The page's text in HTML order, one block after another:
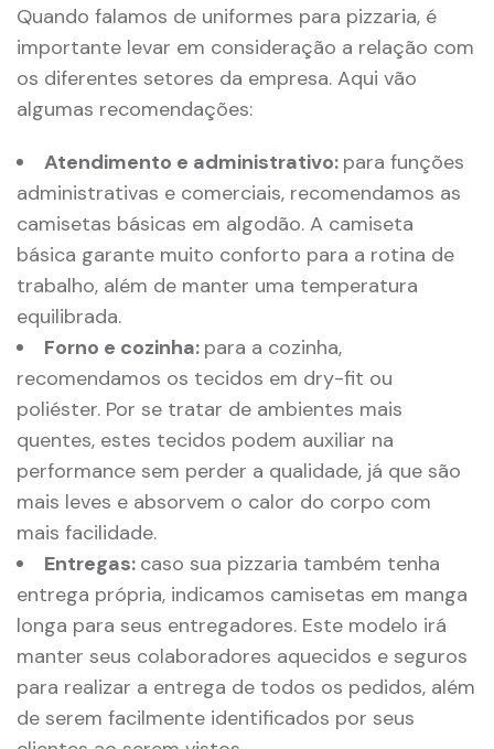
Quando falamos de uniformes para pizzaria, é
importante levar em consideração a relação com
os diferentes setores da empresa. Aqui vão
algumas recomendações:
Atendimento e administrativo: para funções
administrativas e comerciais, recomendamos as
camisetas básicas em algodão. A camiseta
básica garante muito conforto para a rotina de
trabalho, além de manter uma temperatura
equilibrada.
Forno e cozinha: para a cozinha,
recomendamos os tecidos em dry-fit ou
poliéster. Por se tratar de ambientes mais
quentes, estes tecidos podem auxiliar na
performance sem perder a qualidade, já que são
mais leves e absorvem o calor do corpo com
mais facilidade.
Entregas: caso sua pizzaria também tenha
entrega própria, indicamos camisetas em manga
longa para seus entregadores. Este modelo irá
manter seus colaboradores aquecidos e seguros
para realizar a entrega de todos os pedidos, além
de serem facilmente identificados por seus